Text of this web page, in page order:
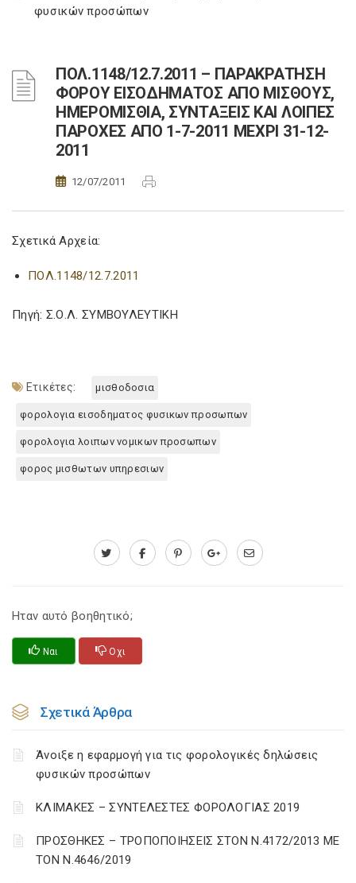
φυσικών προσώπων
ΠΟΛ.1148/12.7.2011 – ΠΑΡΑΚΡΑΤΗΣΗ
ΦΟΡΟΥ ΕΙΣΟΔΗΜΑΤΟΣ ΑΠΟ ΜΙΣΘΟΥΣ,
ΗΜΕΡΟΜΙΣΘΙΑ, ΣΥΝΤΑΞΕΙΣ ΚΑΙ ΛΟΙΠΕΣ
ΠΑΡΟΧΕΣ ΑΠΟ 1-7-2011 ΜΕΧΡΙ 31-12-
2011
12/07/2011
Σχετικά Αρχεία:
ΠΟΛ.1148/12.7.2011
Πηγή: Σ.Ο.Λ. ΣΥΜΒΟΥΛΕΥΤΙΚΗ
Ετικέτες: μισθοδοσια
φορολογια εισοδηματος φυσικων προσωπων
φορολογια λοιπων νομικων προσωπων
φορος μισθωτων υπηρεσιων
Ηταν αυτό βοηθητικό;
Ναι Οχι
Σχετικά Άρθρα
Άνοιξε η εφαρμογή για τις φορολογικές δηλώσεις
φυσικών προσώπων
ΚΛΙΜΑΚΕΣ – ΣΥΝΤΕΛΕΣΤΕΣ ΦΟΡΟΛΟΓΙΑΣ 2019
ΠΡΟΣΘΗΚΕΣ – ΤΡΟΠΟΠΟΙΗΣΕΙΣ ΣΤΟΝ Ν.4172/2013 ΜΕ
ΤΟΝ Ν.4646/2019